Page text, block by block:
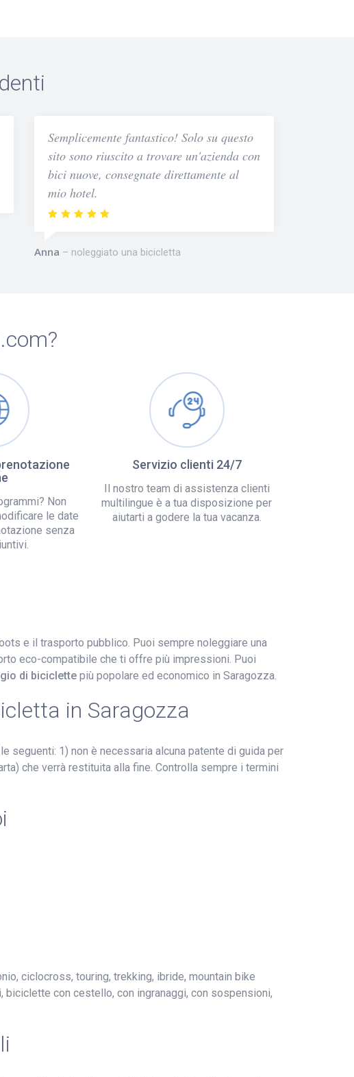
Semplicemente fantastico! Solo su questo
sito sono riuscito a trovare un'azienda con
bici nuove, consegnate direttamente al
mio hotel.
Anna noleggiato una bicicletta
Non
le date
senza
Servizio clienti 24/7
Il nostro team di assistenza clienti
multilingue è a tua disposizione per
aiutarti a godere la tua vacanza.
e il trasporto pubblico. Puoi sempre noleggiare una
eco-compatibile che ti offre più impressioni. Puoi
di biciclette più popolare ed economico in Saragozza.
in Saragozza
seguenti: 1) non è necessaria alcuna patente di guida per
che verrà restituita alla fine. Controlla sempre i termini
ciclocross, touring, trekking, ibride, mountain bike
con cestello, con ingranaggi, con sospensioni,